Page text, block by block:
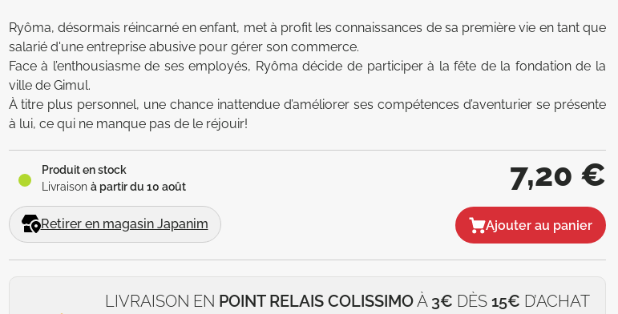
Ryôma, désormais réincarné en enfant, met à profit les connaissances de sa première vie en tant que
salarié d'une entreprise abusive pour gérer son commerce.
Face à l’enthousiasme de ses employés, Ryôma décide de participer à la fête de la fondation de la
ville de Gimul.
À titre plus personnel, une chance inattendue d’améliorer ses compétences d’aventurier se présente
à lui, ce qui ne manque pas de le réjouir!
Produit en stock
Livraison à partir du 10 août
Retirer en magasin Japanim
7,20 €
Ajouter au panier
LIVRAISON EN POINT RELAIS COLISSIMOÀ 3€ DÈS 15€ D’ACHAT